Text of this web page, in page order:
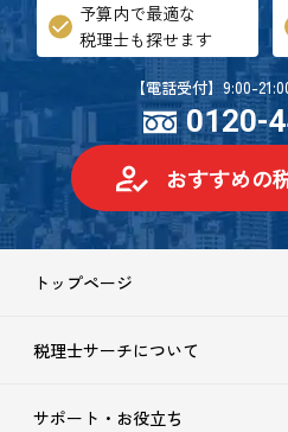
予算内で最適な
税理士も探せます
【電話受付】9:00-
0120-
おすすめの
トップページ
税理士サーチについて
サポート・お役立ち